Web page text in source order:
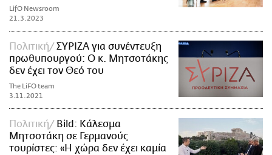
LifO Newsroom
21.3.2023
Πολιτική
ΣΥΡΙΖΑ για συνέντευξη
πρωθυπουργού: Ο κ. Μητσοτάκης
δεν έχει τον Θεό του
The LiFO team
3.11.2021
Πολιτική
Bild: Κάλεσμα
Μητσοτάκη σε Γερμανούς
τουρίστες: «Η χώρα δεν έχει καμία